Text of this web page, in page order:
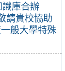
庫合辦
請貴校協助
般大學特殊